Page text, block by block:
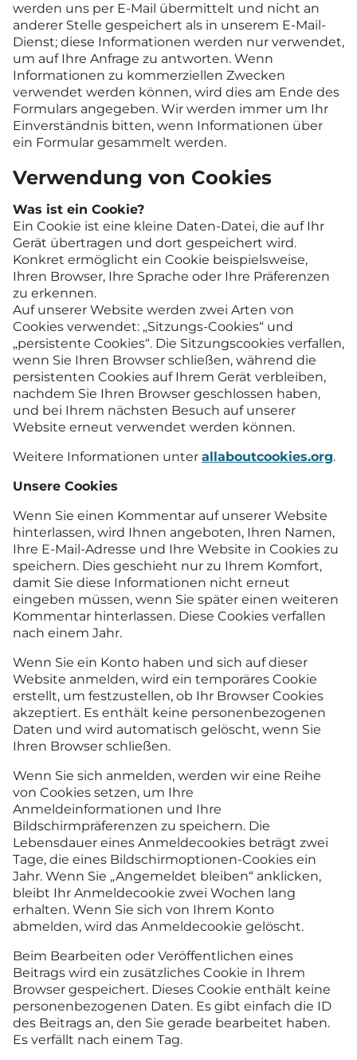
werden uns per E-Mail übermittelt und nicht an
anderer Stelle gespeichert als in unserem E-Mail-
Dienst; diese Informationen werden nur verwendet,
um auf Ihre Anfrage zu antworten. Wenn
Informationen zu kommerziellen Zwecken
verwendet werden können, wird dies am Ende des
Formulars angegeben. Wir werden immer um Ihr
Einverständnis bitten, wenn Informationen über
ein Formular gesammelt werden.
Verwendung von Cookies
Was ist ein Cookie?
Ein Cookie ist eine kleine Daten-Datei, die auf Ihr
Gerät übertragen und dort gespeichert wird.
Konkret ermöglicht ein Cookie beispielsweise,
Ihren Browser, Ihre Sprache oder Ihre Präferenzen
zu erkennen.
Auf unserer Website werden zwei Arten von
Cookies verwendet: „Sitzungs-Cookies“ und
„persistente Cookies“. Die Sitzungscookies verfallen,
wenn Sie Ihren Browser schließen, während die
persistenten Cookies auf Ihrem Gerät verbleiben,
nachdem Sie Ihren Browser geschlossen haben,
und bei Ihrem nächsten Besuch auf unserer
Website erneut verwendet werden können.
Weitere Informationen unter allaboutcookies.org.
Unsere Cookies
Wenn Sie einen Kommentar auf unserer Website
hinterlassen, wird Ihnen angeboten, Ihren Namen,
Ihre E-Mail-Adresse und Ihre Website in Cookies zu
speichern. Dies geschieht nur zu Ihrem Komfort,
damit Sie diese Informationen nicht erneut
eingeben müssen, wenn Sie später einen weiteren
Kommentar hinterlassen. Diese Cookies verfallen
nach einem Jahr.
Wenn Sie ein Konto haben und sich auf dieser
Website anmelden, wird ein temporäres Cookie
erstellt, um festzustellen, ob Ihr Browser Cookies
akzeptiert. Es enthält keine personenbezogenen
Daten und wird automatisch gelöscht, wenn Sie
Ihren Browser schließen.
Wenn Sie sich anmelden, werden wir eine Reihe
von Cookies setzen, um Ihre
Anmeldeinformationen und Ihre
Bildschirmpräferenzen zu speichern. Die
Lebensdauer eines Anmeldecookies beträgt zwei
Tage, die eines Bildschirmoptionen-Cookies ein
Jahr. Wenn Sie „Angemeldet bleiben“ anklicken,
bleibt Ihr Anmeldecookie zwei Wochen lang
erhalten. Wenn Sie sich von Ihrem Konto
abmelden, wird das Anmeldecookie gelöscht.
Beim Bearbeiten oder Veröffentlichen eines
Beitrags wird ein zusätzliches Cookie in Ihrem
Browser gespeichert. Dieses Cookie enthält keine
personenbezogenen Daten. Es gibt einfach die ID
des Beitrags an, den Sie gerade bearbeitet haben.
Es verfällt nach einem Tag.